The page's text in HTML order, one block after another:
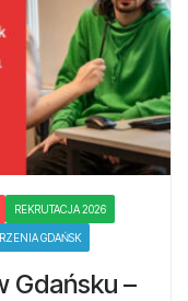
REKRUTACJA 2026
GDAŃSK
Gdańsku –